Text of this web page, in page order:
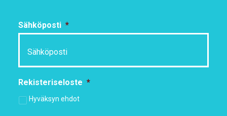
Sähköposti *
Rekisteriseloste *
Hyväksyn ehdot